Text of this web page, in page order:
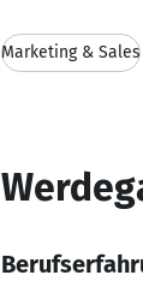
Marketing & Sales